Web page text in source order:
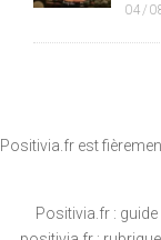
04/
Positivia.fr est
Positivia.fr :